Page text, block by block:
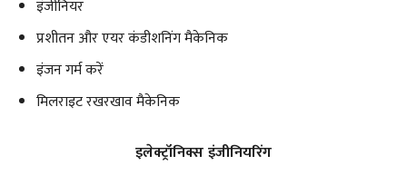
इंजीनियर
प्रशीतन और एयर कंडीशनिंग मैकेनिक
इंजन गर्म करें
मिलराइट रखरखाव मैकेनिक
इलेक्ट्रॉनिक्स इंजीनियरिंग